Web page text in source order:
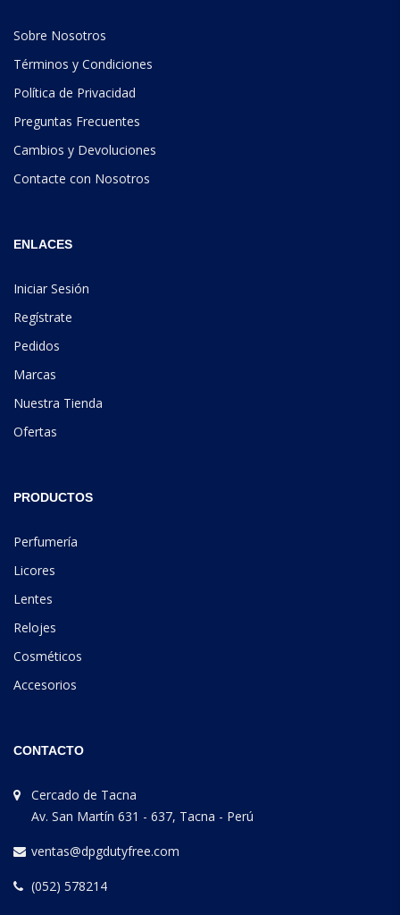
Sobre Nosotros
Términos y Condiciones
Política de Privacidad
Preguntas Frecuentes
Cambios y Devoluciones
Contacte con Nosotros
ENLACES
Iniciar Sesión
Regístrate
Pedidos
Marcas
Nuestra Tienda
Ofertas
PRODUCTOS
Perfumería
Licores
Lentes
Relojes
Cosméticos
Accesorios
CONTACTO
Cercado de Tacna
Av. San Martín 631 - 637, Tacna - Perú
ventas@dpgdutyfree.com
(052) 578214